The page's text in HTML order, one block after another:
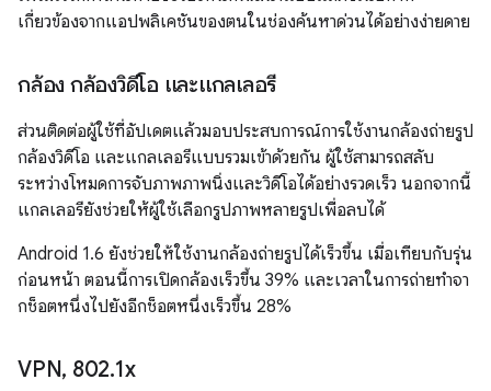
เกี่ยวข้องจากแอปพลิเคชันของตนในช่องค้นหาด่วนได้อย่างง่ายดาย
กล้อง กล้องวิดีโอ และแกลเลอรี
ส่วนติดต่อผู้ใช้ที่อัปเดตแล้วมอบประสบการณ์การใช้งานกล้องถ่ายรูป
กล้องวิดีโอ และแกลเลอรีแบบรวมเข้าด้วยกัน ผู้ใช้สามารถสลับ
ระหว่างโหมดการจับภาพภาพนิ่งและวิดีโอได้อย่างรวดเร็ว นอกจากนี้
แกลเลอรียังช่วยให้ผู้ใช้เลือกรูปภาพหลายรูปเพื่อลบได้
Android 1.6 ยังช่วยให้ใช้งานกล้องถ่ายรูปได้เร็วขึ้น เมื่อเทียบกับรุ่น
ก่อนหน้า ตอนนี้การเปิดกล้องเร็วขึ้น 39% และเวลาในการถ่ายทำจา
กช็อตหนึ่งไปยังอีกช็อตหนึ่งเร็วขึ้น 28%
VPN, 802.1x